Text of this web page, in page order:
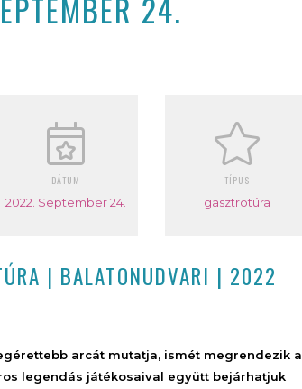
24.
DÁTUM
2022. September 24.
TÍPUS
gasztrotúra
| BALATONUDVARI | 2022
arcát mutatja, ismét megrendezik a
legendás játékosaival együtt bejárhatjuk